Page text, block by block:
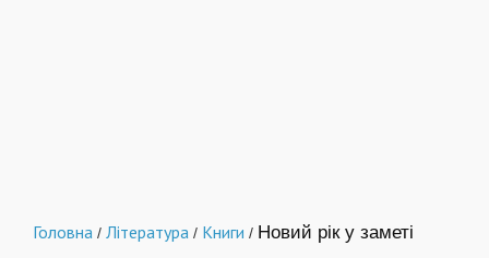
Головна / Література / Книги / Новий рік у заметі